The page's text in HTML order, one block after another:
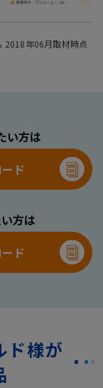
2018年06月取材時点
い方は
ド
方は
ド
ド様が